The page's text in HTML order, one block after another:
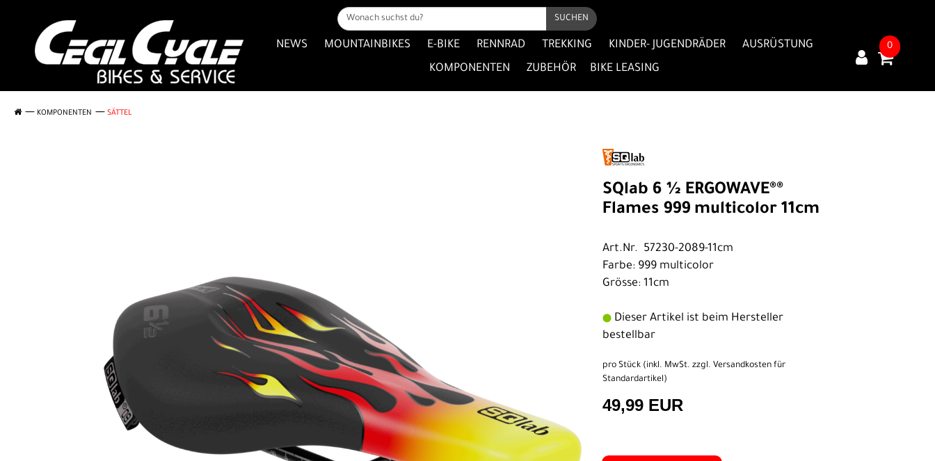
SUCHEN
NEWS MOUNTAINBIKES E-BIKE RENNRAD TREKKING KINDER- JUGENDRÄDER
AUSRÜSTUNG
KOMPONENTEN
ZUBEHÖR BIKE LEASING
0
KOMPONENTEN SÄTTEL
SQlab 6 ½ ERGOWAVE®®
Flames 999 multicolor 11cm
Art.Nr. 57230-2089-11cm
Farbe: 999 multicolor
Grösse: 11cm
Dieser Artikel ist beim Hersteller
bestellbar
pro Stück (inkl. MwSt. zzgl. Versandkosten für
Standardartikel)
49,99 EUR